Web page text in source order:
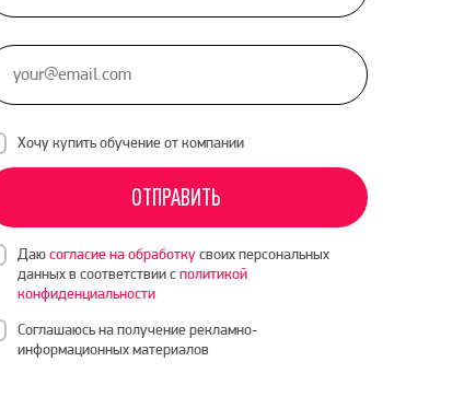
States
Хочу купить обучение от компании
ОТПРАВИТЬ
Даюсогласие на обработкусвоих персональных
данных в соответствии сполитикой
конфиденциальности
Соглашаюсь на получение рекламно-
информационных материалов